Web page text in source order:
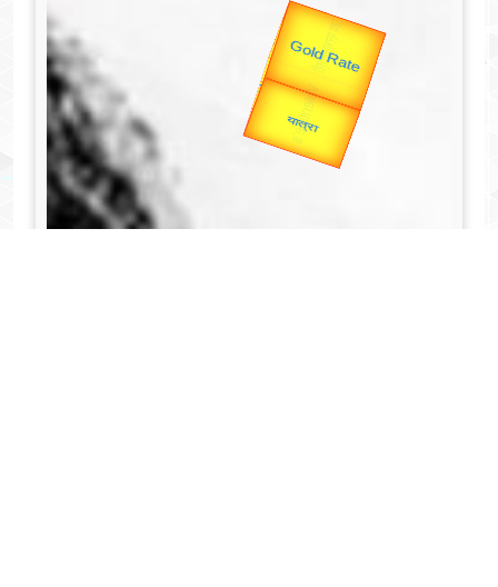
उप प्रधानमंत्री
Valentine's
उपराष्ट्रपति
यात्रा
Gold Rate unTV Special